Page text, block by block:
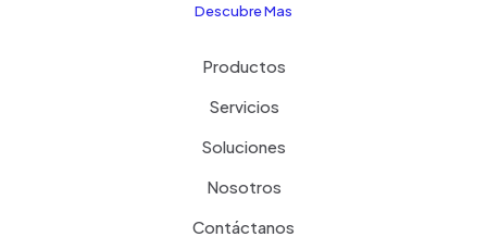
Descubre Mas
Productos
Servicios
Soluciones
Nosotros
Contáctanos